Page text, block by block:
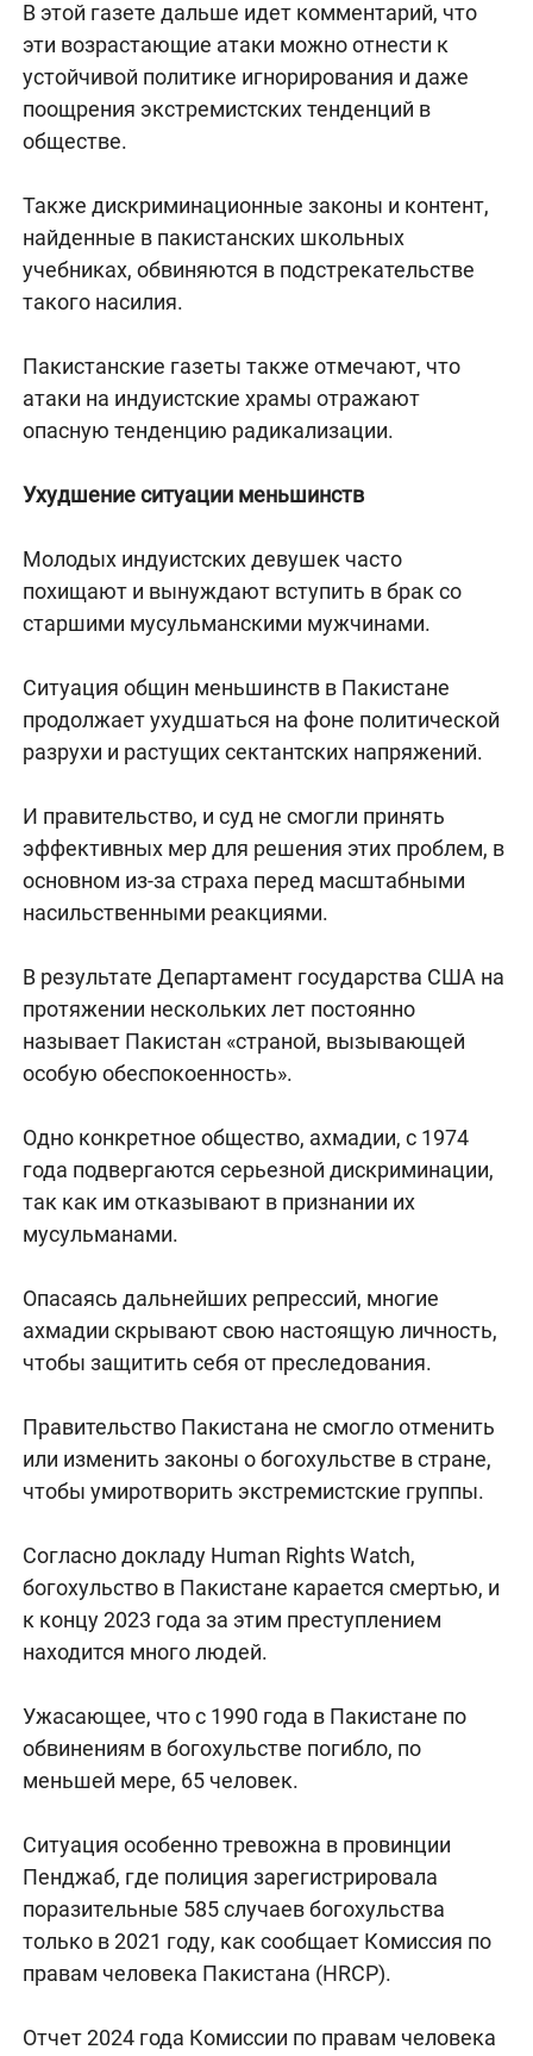
В этой газете дальше идет комментарий, что
эти возрастающие атаки можно отнести к
устойчивой политике игнорирования и даже
поощрения экстремистских тенденций в
обществе.
Также дискриминационные законы и контент,
найденные в пакистанских школьных
учебниках, обвиняются в подстрекательстве
такого насилия.
Пакистанские газеты также отмечают, что
атаки на индуистские храмы отражают
опасную тенденцию радикализации.
Ухудшение ситуации меньшинств
Молодых индуистских девушек часто
похищают и вынуждают вступить в брак со
старшими мусульманскими мужчинами.
Ситуация общин меньшинств в Пакистане
продолжает ухудшаться на фоне политической
разрухи и растущих сектантских напряжений.
И правительство, и суд не смогли принять
эффективных мер для решения этих проблем, в
основном из-за страха перед масштабными
насильственными реакциями.
В результате Департамент государства США на
протяжении нескольких лет постоянно
называет Пакистан «страной, вызывающей
особую обеспокоенность».
Одно конкретное общество, ахмадии, с 1974
года подвергаются серьезной дискриминации,
так как им отказывают в признании их
мусульманами.
Опасаясь дальнейших репрессий, многие
ахмадии скрывают свою настоящую личность,
чтобы защитить себя от преследования.
Правительство Пакистана не смогло отменить
или изменить законы о богохульстве в стране,
чтобы умиротворить экстремистские группы.
Согласно докладу Human Rights Watch,
богохульство в Пакистане карается смертью, и
к концу 2023 года за этим преступлением
находится много людей.
Ужасающее, что с 1990 года в Пакистане по
обвинениям в богохульстве погибло, по
меньшей мере, 65 человек.
Ситуация особенно тревожна в провинции
Пенджаб, где полиция зарегистрировала
поразительные 585 случаев богохульства
только в 2021 году, как сообщает Комиссия по
правам человека Пакистана (HRCP).
Отчет 2024 года Комиссии по правам человека